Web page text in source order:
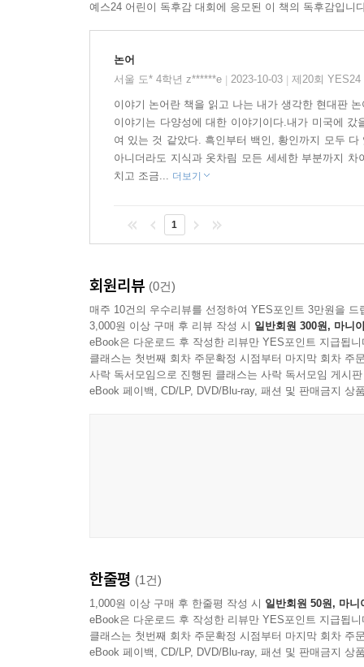
예스24 어린이 독후감 대회에 응모된 이 책의 독후감입니
논어
서울 도* 4학년 z******e
2023-10-03 제20회
이야기 논어란 책을 읽고 나는 내가 생각한 현대판
이야기는 다양성에 대한 이야기이다.내가 미국에
여 있는 것 같았다. 흑인부터 백인, 황인까지 모두
아니더라도 지식과 옷차림 모든 세세한 부분까지
치고 조금... 더보기
1
회원리뷰 (0건)
매주 10건의 우수리뷰를 선정하여 YES포인트 3만원을 드
3,000원 이상 구매 후 리뷰 작성 시 일반회원 300원, 마니
eBook은 다운로드 후 작성한 리뷰만 YES포인트 지급됩니
클래스는 첫번째 회차 주문확정 시점부터 마지막 회차 주
사락 독서모임으로 진행된 클래스는 사락 독서모임 게시
eBook 페이백, CD/LP, DVD/Blu-ray, 패션 및 판매금지 상
한줄평 (1건)
1,000원 이상 구매 후 한줄평 작성 시 일반회원 50원, 마니
eBook은 다운로드 후 작성한 리뷰만 YES포인트 지급됩니
클래스는 첫번째 회차 주문확정 시점부터 마지막 회차 주
eBook 페이백, CD/LP, DVD/Blu-ray, 패션 및 판매금지 상